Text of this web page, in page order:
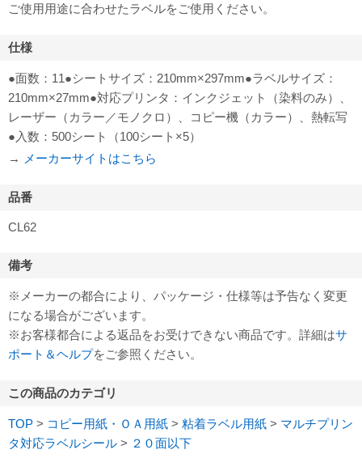
ご使用用途に合わせたラベルをご使用ください。
仕様
●面数：11●シートサイズ：210mm×297mm●ラベルサイズ：
210mm×27mm●対応プリンタ：インクジェット（染料のみ）、
レーザー（カラー／モノクロ）、コピー機（カラー）、熱転写
●入数：500シート（100シート×5）
→
メーカーサイトはこちら
品番
CL62
備考
※メーカーの都合により、パッケージ・仕様等は予告なく変更
になる場合がございます。
※お客様都合による返品をお受けできない商品です。詳細はサ
ポート＆ヘルプをご参照ください。
この商品のカテゴリ
TOP > コピー用紙・ＯＡ用紙 > 粘着ラベル用紙 > マルチプリン
タ対応ラベルシール > ２０面以下